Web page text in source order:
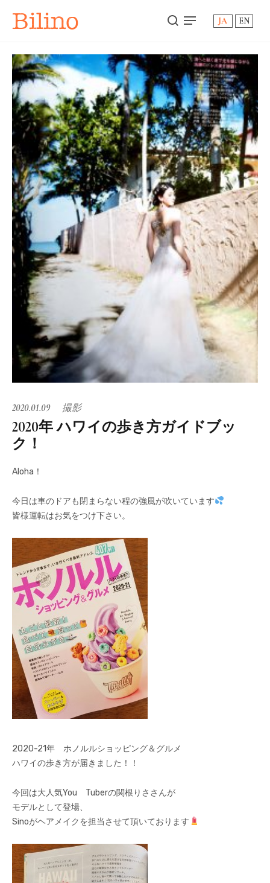
Bilino EN
JA
2020.01.09 撮影
2020年 ハワイの歩き方ガイドブッ
ク！
Aloha！
今日は車のドアも閉まらない程の強風が吹いています
皆様運転はお気をつけ下さい。
2020-21年 ホノルルショッピング＆グルメ
ハワイの歩き方が届きました！！
今回は大人気You Tuberの関根りささんが
モデルとして登場、
Sinoがヘアメイクを担当させて頂いております